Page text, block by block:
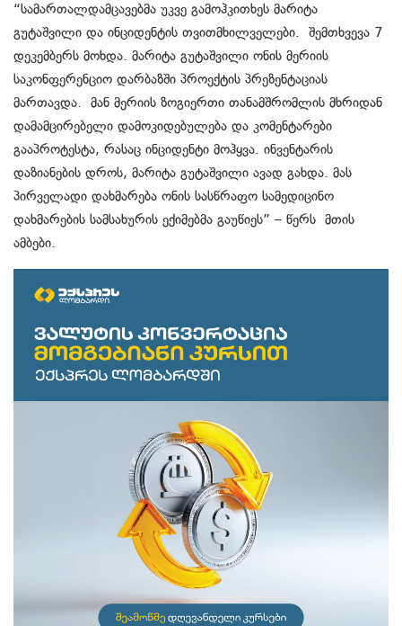
“სამართალდამცავებმა უკვე გამოჰკითხეს მარიტა
გუტაშვილი და ინციდენტის თვითმხილველები. შემთხვევა 7
დეკემბერს მოხდა. მარიტა გუტაშვილი ონის მერიის
საკონფერენციო დარბაზში პროექტის პრეზენტაციას
მართავდა. მან მერიის ზოგიერთი თანამშრომლის მხრიდან
დამამცირებელი დამოკიდებულება და კომენტარები
გააპროტესტა, რასაც ინციდენტი მოჰყვა. ინვენტარის
დაზიანების დროს, მარიტა გუტაშვილი ავად გახდა. მას
პირველადი დახმარება ონის სასწრაფო სამედიცინო
დახმარების სამსახურის ექიმებმა გაუწიეს” – წერს მთის
ამბები.